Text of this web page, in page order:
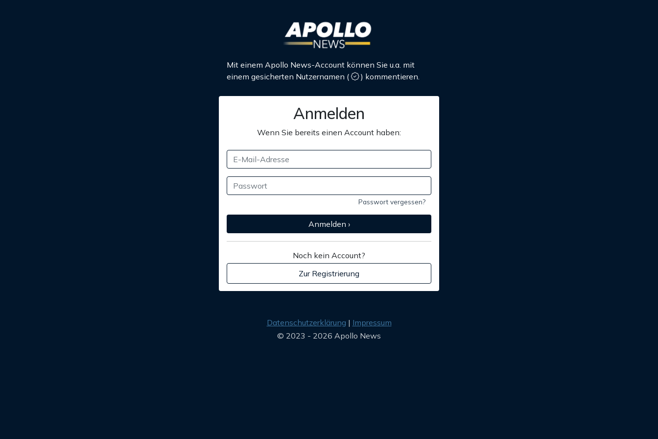
Mit einem Apollo News-Account können Sie u.a. mit
einem gesicherten Nutzernamen ( ) kommentieren.
Anmelden
Wenn Sie bereits einen Account haben:
Passwort vergessen?
Anmelden ›
Noch kein Account?
Zur Registrierung
Datenschutzerklärung
Impressum
© 2023 - 2026 Apollo News